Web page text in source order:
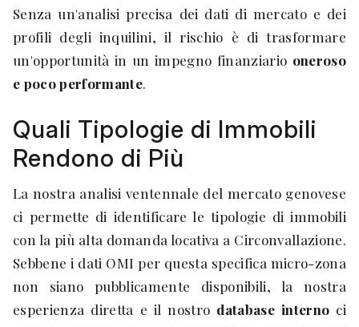
Senza un'analisi precisa dei dati di mercato e dei
profili degli inquilini, il rischio è di trasformare
un'opportunità in un impegno finanziario oneroso
e poco performante.
Quali Tipologie di Immobili
Rendono di Più
La nostra analisi ventennale del mercato genovese
ci permette di identificare le tipologie di immobili
con la più alta domanda locativa a Circonvallazione.
Sebbene i dati OMI per questa specifica micro-zona
non siano pubblicamente disponibili, la nostra
esperienza diretta e il nostro database interno ci